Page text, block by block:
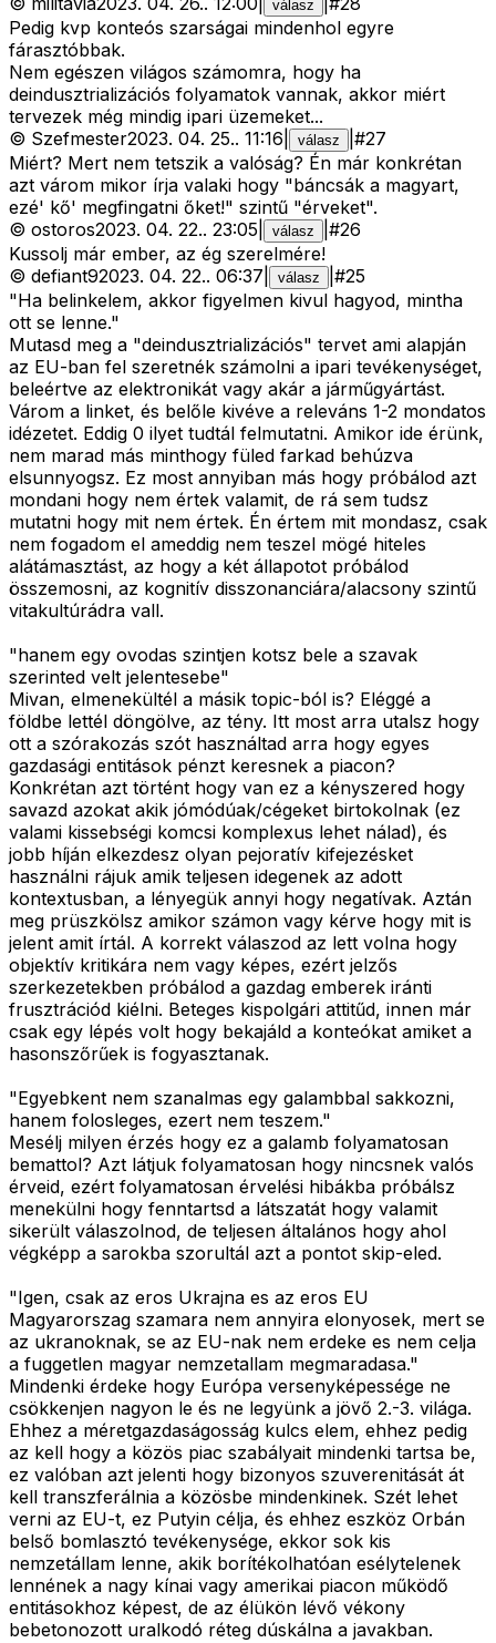
válasz
Pedig kvp konteós szarságai mindenhol egyre
fárasztóbbak.
Nem egészen világos számomra, hogy ha
deindusztrializációs folyamatok vannak, akkor miért
tervezek még mindig ipari üzemeket...
© Szefmester2023. 04. 25.. 11:16 válasz #27
Miért? Mert nem tetszik a valóság? Én már konkrétan
azt várom mikor írja valaki hogy "báncsák a magyart,
ezé' kő' megfingatni őket!" szintű "érveket".
© ostoros2023. 04. 22.. 23:05 válasz #26
Kussolj már ember, az ég szerelmére!
© defiant92023. 04. 22.. 06:37 válasz #25
"Ha belinkelem, akkor figyelmen kivul hagyod, mintha
ott se lenne."
Mutasd meg a "deindusztrializációs" tervet ami alapján
az EU-ban fel szeretnék számolni a ipari tevékenységet,
beleértve az elektronikát vagy akár a járműgyártást.
Várom a linket, és belőle kivéve a releváns 1-2 mondatos
idézetet. Eddig 0 ilyet tudtál felmutatni. Amikor ide érünk,
nem marad más minthogy füled farkad behúzva
elsunnyogsz. Ez most annyiban más hogy próbálod azt
mondani hogy nem értek valamit, de rá sem tudsz
mutatni hogy mit nem értek. Én értem mit mondasz, csak
nem fogadom el ameddig nem teszel mögé hiteles
alátámasztást, az hogy a két állapotot próbálod
összemosni, az kognitív disszonanciára/alacsony szintű
vitakultúrádra vall.
"hanem egy ovodas szintjen kotsz bele a szavak
szerinted velt jelentesebe"
Mivan, elmenekültél a másik topic-ból is? Eléggé a
földbe lettél döngölve, az tény. Itt most arra utalsz hogy
ott a szórakozás szót használtad arra hogy egyes
gazdasági entitások pénzt keresnek a piacon?
Konkrétan azt történt hogy van ez a kényszered hogy
savazd azokat akik jómódúak/cégeket birtokolnak (ez
valami kissebségi komcsi komplexus lehet nálad), és
jobb híján elkezdesz olyan pejoratív kifejezésket
használni rájuk amik teljesen idegenek az adott
kontextusban, a lényegük annyi hogy negatívak. Aztán
meg prüszkölsz amikor számon vagy kérve hogy mit is
jelent amit írtál. A korrekt válaszod az lett volna hogy
objektív kritikára nem vagy képes, ezért jelzős
szerkezetekben próbálod a gazdag emberek iránti
frusztrációd kiélni. Beteges kispolgári attitűd, innen már
csak egy lépés volt hogy bekajáld a konteókat amiket a
hasonszőrűek is fogyasztanak.
"Egyebkent nem szanalmas egy galambbal sakkozni,
hanem folosleges, ezert nem teszem."
Mesélj milyen érzés hogy ez a galamb folyamatosan
bemattol? Azt látjuk folyamatosan hogy nincsnek valós
érveid, ezért folyamatosan érvelési hibákba próbálsz
menekülni hogy fenntartsd a látszatát hogy valamit
sikerült válaszolnod, de teljesen általános hogy ahol
végképp a sarokba szorultál azt a pontot skip-eled.
"Igen, csak az eros Ukrajna es az eros EU
Magyarorszag szamara nem annyira elonyosek, mert se
az ukranoknak, se az EU-nak nem erdeke es nem celja
a fuggetlen magyar nemzetallam megmaradasa."
Mindenki érdeke hogy Európa versenyképessége ne
csökkenjen nagyon le és ne legyünk a jövő 2.-3. világa.
Ehhez a méretgazdaságosság kulcs elem, ehhez pedig
az kell hogy a közös piac szabályait mindenki tartsa be,
ez valóban azt jelenti hogy bizonyos szuverenitását át
kell transzferálnia a közösbe mindenkinek. Szét lehet
verni az EU-t, ez Putyin célja, és ehhez eszköz Orbán
belső bomlasztó tevékenysége, ekkor sok kis
nemzetállam lenne, akik borítékolhatóan esélytelenek
lennének a nagy kínai vagy amerikai piacon működő
entitásokhoz képest, de az élükön lévő vékony
bebetonozott uralkodó réteg dúskálna a javakban.